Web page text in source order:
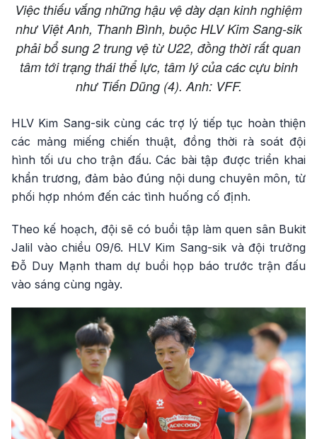
Việc thiếu vắng những hậu vệ dày dạn kinh nghiệm
như Việt Anh, Thanh Bình, buộc HLV Kim Sang-sik
phải bổ sung 2 trung vệ từ U22, đồng thời rất quan
tâm tới trạng thái thể lực, tâm lý của các cựu binh
như Tiến Dũng (4). Anh: VFF.
HLV Kim Sang-sik cùng các trợ lý tiếp tục hoàn thiện
các mảng miếng chiến thuật, đồng thời rà soát đội
hình tối ưu cho trận đấu. Các bài tập được triển khai
khẩn trương, đảm bảo đúng nội dung chuyên môn, từ
phối hợp nhóm đến các tình huống cố định.
Theo kế hoạch, đội sẽ có buổi tập làm quen sân Bukit
Jalil vào chiều 09/6. HLV Kim Sang-sik và đội trưởng
Đỗ Duy Mạnh tham dự buổi họp báo trước trận đấu
vào sáng cùng ngày.